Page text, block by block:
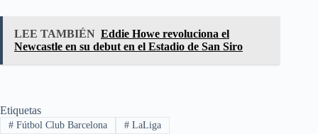
LEE TAMBIÉN Eddie Howe revoluciona el
Newcastle en su debut en el Estadio de San Siro
Etiquetas
#Fútbol Club Barcelona #LaLiga